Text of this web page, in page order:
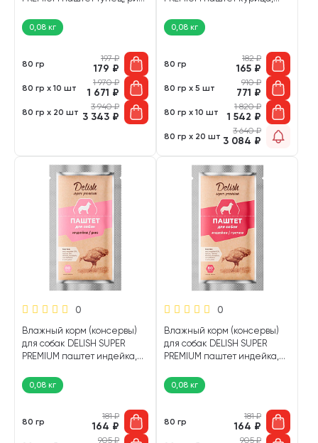
0,08 кг
80 гр
197₽
179 ₽
80 гр х 10 шт
1 970₽
1 671 ₽
80 гр х 20 шт
3 940₽
3 343 ₽
0,08 кг
80 гр
182₽
165 ₽
80 гр х 5 шт
910₽
771 ₽
80 гр х 10 шт
1 820₽
1 542 ₽
80 гр х 20 шт
3 640₽
3 084 ₽
0
Влажный корм (консервы)
для собак DELISH SUPER
PREMIUM паштет индейка,
0,08 кг
80 гр
181₽
164 ₽
905₽
0
Влажный корм (консервы)
для собак DELISH SUPER
PREMIUM паштет индейка,
0,08 кг
80 гр
181₽
164 ₽
905₽